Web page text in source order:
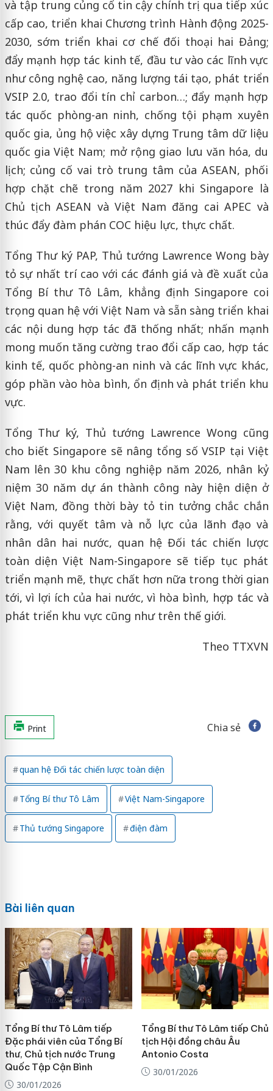
và tập trung củng cố tin cậy chính trị qua tiếp xúc
cấp cao, triển khai Chương trình Hành động 2025-
2030, sớm triển khai cơ chế đối thoại hai Đảng;
đẩy mạnh hợp tác kinh tế, đầu tư vào các lĩnh vực
như công nghệ cao, năng lượng tái tạo, phát triển
VSIP 2.0, trao đổi tín chỉ carbon…; đẩy mạnh hợp
tác quốc phòng-an ninh, chống tội phạm xuyên
quốc gia, ủng hộ việc xây dựng Trung tâm dữ liệu
quốc gia Việt Nam; mở rộng giao lưu văn hóa, du
lịch; củng cố vai trò trung tâm của ASEAN, phối
hợp chặt chẽ trong năm 2027 khi Singapore là
Chủ tịch ASEAN và Việt Nam đăng cai APEC và
thúc đẩy đàm phán COC hiệu lực, thực chất.
Tổng Thư ký PAP, Thủ tướng Lawrence Wong bày
tỏ sự nhất trí cao với các đánh giá và đề xuất của
Tổng Bí thư Tô Lâm, khẳng định Singapore coi
trọng quan hệ với Việt Nam và sẵn sàng triển khai
các nội dung hợp tác đã thống nhất; nhấn mạnh
mong muốn tăng cường trao đổi cấp cao, hợp tác
kinh tế, quốc phòng-an ninh và các lĩnh vực khác,
góp phần vào hòa bình, ổn định và phát triển khu
vực.
Tổng Thư ký, Thủ tướng Lawrence Wong cũng
cho biết Singapore sẽ nâng tổng số VSIP tại Việt
Nam lên 30 khu công nghiệp năm 2026, nhân kỷ
niệm 30 năm dự án thành công này hiện diện ở
Việt Nam, đồng thời bày tỏ tin tưởng chắc chắn
rằng, với quyết tâm và nỗ lực của lãnh đạo và
nhân dân hai nước, quan hệ Đối tác chiến lược
toàn diện Việt Nam-Singapore sẽ tiếp tục phát
triển mạnh mẽ, thực chất hơn nữa trong thời gian
tới, vì lợi ích của hai nước, vì hòa bình, hợp tác và
phát triển khu vực cũng như trên thế giới.
Theo TTXVN
Print Chia sẻ
quan hệ Đối tác chiến lược toàn diện
Tổng Bí thư Tô Lâm Việt Nam-Singapore
Thủ tướng Singapore điện đàm
Bài liên quan
Tổng Bí thư Tô Lâm tiếp
Đặc phái viên của Tổng Bí
thư, Chủ tịch nước Trung
Quốc Tập Cận Bình
30/01/2026
Tổng Bí thư Tô Lâm tiếp Chủ
tịch Hội đồng châu Âu
Antonio Costa
30/01/2026